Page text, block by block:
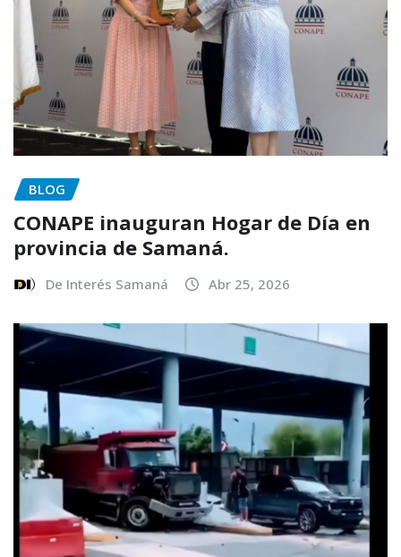
BLOG
CONAPE inauguran Hogar de Día en
provincia de Samaná.
De Interés Samaná Abr 25, 2026